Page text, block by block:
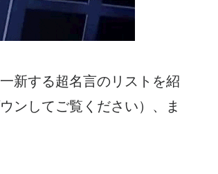
新する超名言のリストを紹
ンしてご覧ください）、ま